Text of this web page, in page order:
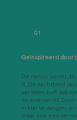
01
Geïnspireerd door
De natuur vormt
R. De zachtheid
vertalen zich
en evenwicht.
in klei te vangen,
maar ook een